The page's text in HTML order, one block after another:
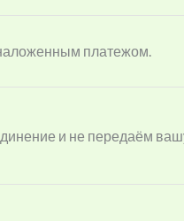
платежом.
и не передаём